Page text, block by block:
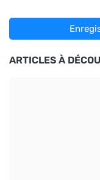
ARTICLES À